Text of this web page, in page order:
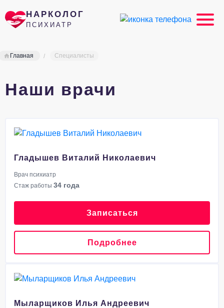
НАРКОЛОГ
ПСИХИАТР
Главная Специалисты
Наши врачи
Гладышев Виталий Николаевич
Врач психиатр
Стаж работы 34 года
Записаться
Подробнее
Мыларщиков Илья Андреевич